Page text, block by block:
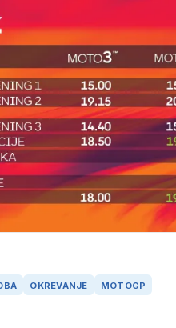
OKREVANJE MOTOGP